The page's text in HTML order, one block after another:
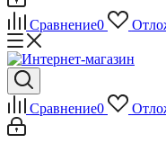
Сравнение0
Сравнение0